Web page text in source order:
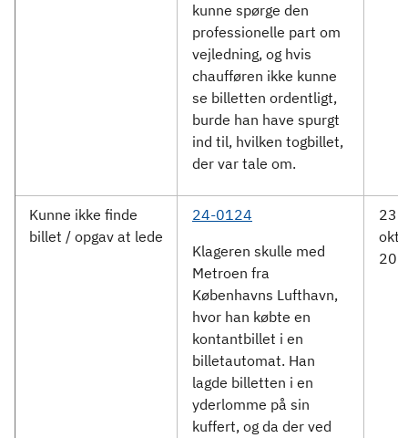
kunne spørge den
professionelle part om
vejledning, og hvis
chaufføren ikke kunne
se billetten ordentligt,
burde han have spurgt
ind til, hvilken togbillet,
der var tale om.
Kunne ikke finde
billet / opgav at lede
24-0124
Klageren skulle med
Metroen fra
Københavns Lufthavn,
hvor han købte en
kontantbillet i en
billetautomat. Han
lagde billetten i en
yderlomme på sin
kuffert, og da der ved
23.